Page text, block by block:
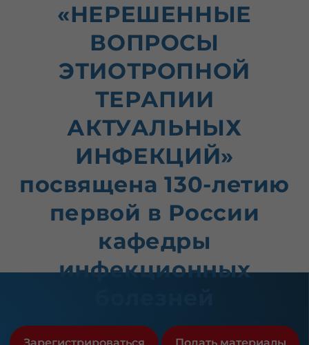
«НЕРЕШЕННЫЕ
ВОПРОСЫ
ЭТИОТРОПНОЙ
ТЕРАПИИ
АКТУАЛЬНЫХ
ИНФЕКЦИЙ»
посвящена 130-летию
первой в России
кафедры
инфекционных